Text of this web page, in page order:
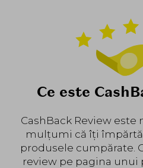
Ce este
CashBack Review
mulțumi că îți
produsele cumpărate.
review pe pagina unui